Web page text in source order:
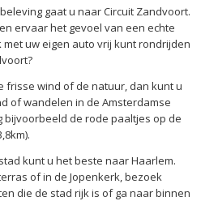
gaat u naar Circuit Zandvoort.
ervaar het gevoel van een echte
met uw eigen auto vrij kunt rondrijden
frisse wind of de natuur, dan kunt u
of wandelen in de Amsterdamse
bijvoorbeeld de rode paaltjes op de
kunt u het beste naar Haarlem.
of in de Jopenkerk, bezoek
die de stad rijk is of ga naar binnen